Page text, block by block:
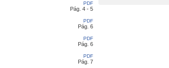
PDF
Pág. 4 - 5
PDF
Pág. 6
PDF
Pág. 6
PDF
Pág. 7